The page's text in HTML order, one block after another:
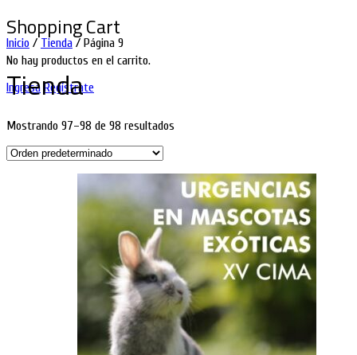
Shopping Cart
No hay productos en el carrito.
Ingresa Regístrate
Inicio / Tienda / Página 9
Tienda
Mostrando 97–98 de 98 resultados